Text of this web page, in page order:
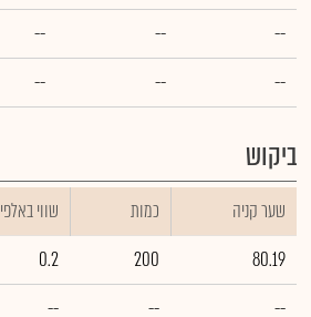
--
--
--
--
--
--
ביקוש
שער קניה כמות ₪ שווי באלפי
80.19
200
0.2
--
--
--